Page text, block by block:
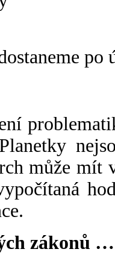
po
může mít
zákonů …